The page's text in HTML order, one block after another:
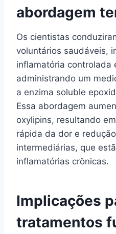
abordagem
Os cientistas
voluntários saudáveis,
inflamatória controlada
administrando um
a enzima soluble
Essa abordagem
oxylipins, resultando
rápida da dor e
intermediárias, que
inflamatórias crônicas.
Implicações
tratamentos